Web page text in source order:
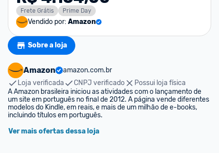
Frete Grátis Prime Day
Vendido por: Amazon
Sobre a loja
Amazon
amazon.com.br
Loja verificada
CNPJ verificado
Possui loja física
A Amazon brasileira iniciou as atividades com o lançamento de
um site em português no final de 2012. A página vende diferentes
modelos do Kindle, em reais, e mais de um milhão de e-books,
incluindo títulos em português.
Ver mais ofertas dessa loja